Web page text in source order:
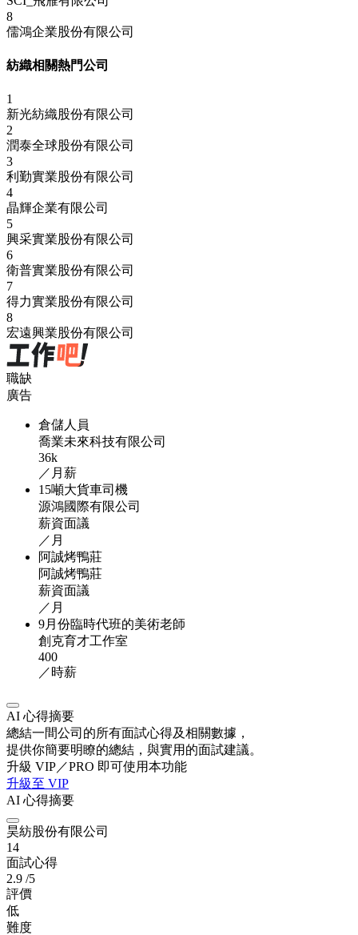
8
儒鴻企業股份有限公司
紡織相關熱門公司
1
新光紡織股份有限公司
2
潤泰全球股份有限公司
3
利勤實業股份有限公司
4
晶輝企業有限公司
5
興采實業股份有限公司
6
衛普實業股份有限公司
7
得力實業股份有限公司
8
宏遠興業股份有限公司
職缺
廣告
倉儲人員
喬業未來科技有限公司
36k
／月薪
15噸大貨車司機
源鴻國際有限公司
薪資面議
／月
阿誠烤鴨莊
阿誠烤鴨莊
薪資面議
／月
9月份臨時代班的美術老師
創克育才工作室
400
／時薪
AI 心得摘要
總結一間公司的所有面試心得及相關數據，
提供你簡要明瞭的總結，與實用的面試建議。
升級 VIP／PRO 即可使用本功能
升級至 VIP
AI 心得摘要
昊紡股份有限公司
14
面試心得
2.9 /5
評價
低
難度